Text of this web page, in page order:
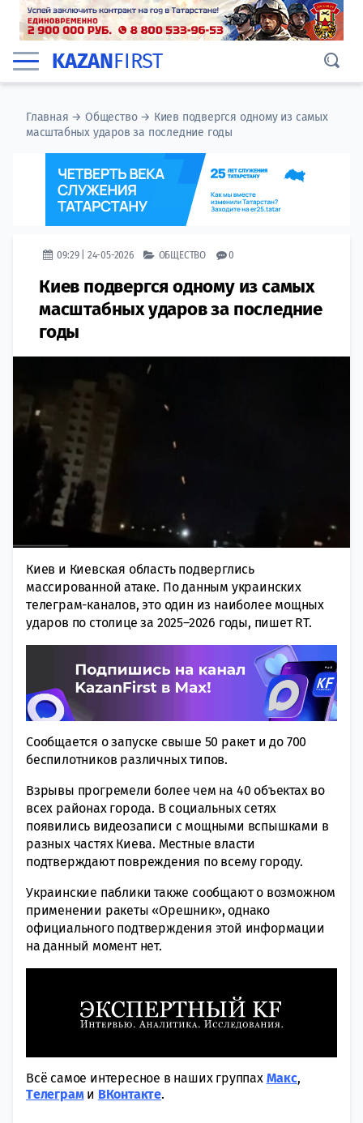
KAZANFIRST
Главная →Общество→ Киев подвергся одному из самых
масштабных ударов за последние годы
09:29 | 24-05-2026 ОБЩЕСТВО 0
Киев подвергся одному из самых
масштабных ударов за последние
годы
Киев и Киевская область подверглись
массированной атаке. По данным украинских
телеграм-каналов, это один из наиболее мощных
ударов по столице за 2025–2026 годы, пишет RT.
Сообщается о запуске свыше 50 ракет и до 700
беспилотников различных типов.
Взрывы прогремели более чем на 40 объектах во
всех районах города. В социальных сетях
появились видеозаписи с мощными вспышками в
разных частях Киева. Местные власти
подтверждают повреждения по всему городу.
Украинские паблики также сообщают о возможном
применении ракеты «Орешник», однако
официального подтверждения этой информации
на данный момент нет.
Всё самое интересное в наших группах Макс,
Tелеграми ВКонтакте.